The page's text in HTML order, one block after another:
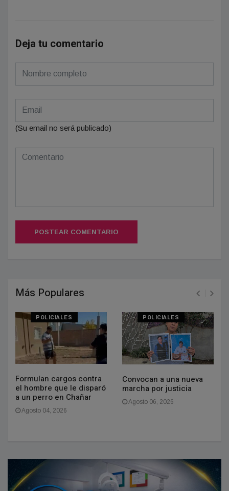
Deja tu comentario
(Su email no será publicado)
POSTEAR COMENTARIO
Más Populares
POLICIALES
Formulan cargos contra
el hombre que le disparó
a un perro en Chañar
Agosto 04, 2026
POLICIALES
Convocan a una nueva
marcha por justicia
Agosto 06, 2026